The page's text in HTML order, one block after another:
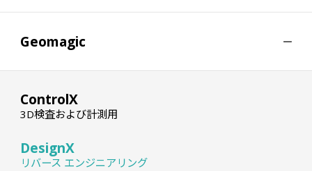
Geomagic
ControlX
3D検査および計測用
DesignX
リバース エンジニアリング